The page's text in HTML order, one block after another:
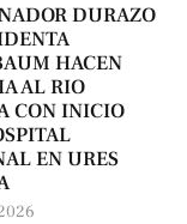
DURAZO
HACEN
AL RIO
CON INICIO
EN URES